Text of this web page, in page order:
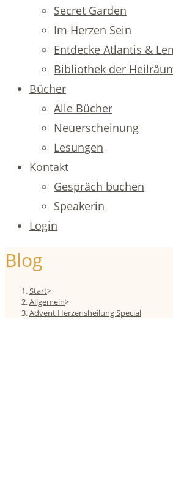
Secret Garden
Im Herzen Sein
Entdecke Atlantis &
Bibliothek der
Bücher
Alle Bücher
Neuerscheinung
Lesungen
Kontakt
Gespräch buchen
Speakerin
Login
Blog
Start>
Allgemein>
Advent Herzensheilung Special